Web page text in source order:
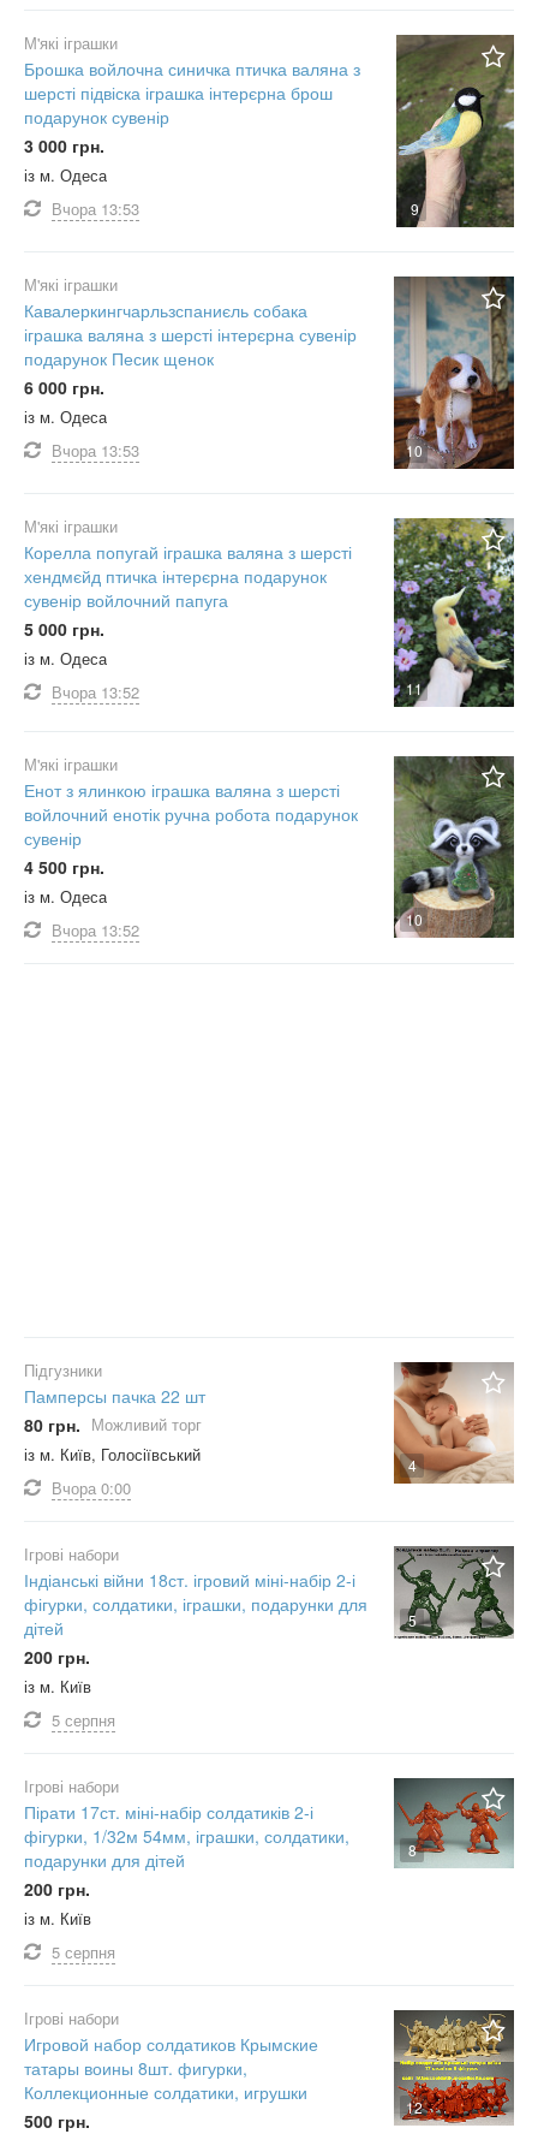
9
М'які іграшки
Брошка войлочна синичка птичка валяна з
шерсті підвіска іграшка інтерєрна брош
подарунок сувенір
3 000 грн.
із м. Одеса
Вчора 13:53
10
М'які іграшки
Кавалеркингчарльзспаниєль собака
іграшка валяна з шерсті інтерєрна сувенір
подарунок Песик щенок
6 000 грн.
із м. Одеса
Вчора 13:53
11
М'які іграшки
Корелла попугай іграшка валяна з шерсті
хендмєйд птичка інтерєрна подарунок
сувенір войлочний папуга
5 000 грн.
із м. Одеса
Вчора 13:52
10
М'які іграшки
Енот з ялинкою іграшка валяна з шерсті
войлочний енотік ручна робота подарунок
сувенір
4 500 грн.
із м. Одеса
Вчора 13:52
4
Підгузники
Памперсы пачка 22 шт
80 грн. Можливий торг
із м. Київ, Голосіївський
Вчора 0:00
5
Ігрові набори
Індіанські війни 18ст. ігровий міні-набір 2-і
фігурки, солдатики, іграшки, подарунки для
дітей
200 грн.
із м. Київ
5 серпня
8
Ігрові набори
Пірати 17ст. міні-набір солдатиків 2-і
фігурки, 1/32м 54мм, іграшки, солдатики,
подарунки для дітей
200 грн.
із м. Київ
5 серпня
12
Ігрові набори
Игровой набор солдатиков Крымские
татары воины 8шт. фигурки,
Коллекционные солдатики, игрушки
500 грн.